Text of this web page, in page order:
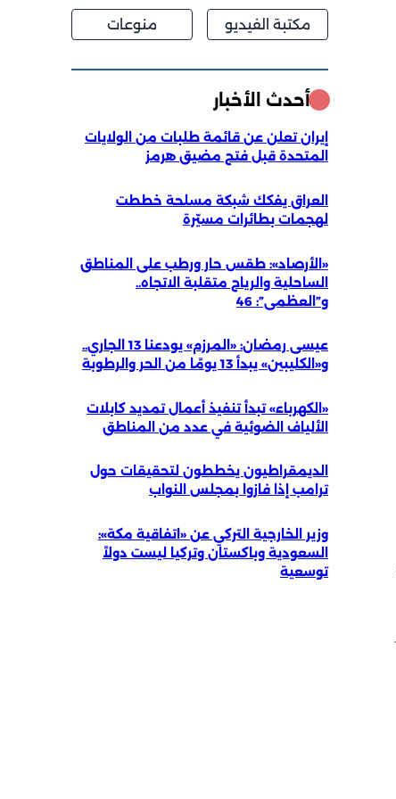
مكتبة الفيديو منوعات
أحدث الأخبار
إيران تعلن عن قائمة طلبات من الولايات
المتحدة قبل فتح مضيق هرمز
العراق يفكك شبكة مسلحة خططت
لهجمات بطائرات مسيّرة
«الأرصاد»: طقس حار ورطب على المناطق
الساحلية والرياح متقلبة الاتجاه..
و”العظمى”: 46
عيسى رمضان: «المرزم» يودعنا 13 الجاري..
و«الكليبين» يبدأ 13 يومًا من الحر والرطوبة
«الكهرباء» تبدأ تنفيذ أعمال تمديد كابلات
الألياف الضوئية في عدد من المناطق
الديمقراطيون يخططون لتحقيقات حول
ترامب إذا فازوا بمجلس النواب
وزير الخارجية التركي عن «اتفاقية مكة»:
السعودية وباكستان وتركيا ليست دولاً
توسعية